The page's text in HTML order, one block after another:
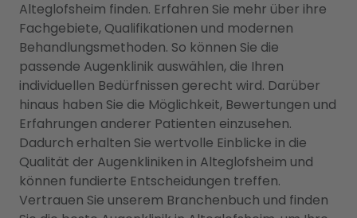
Alteglofsheim finden. Erfahren Sie mehr über ihre
Fachgebiete, Qualifikationen und modernen
Behandlungsmethoden. So können Sie die
passende Augenklinik auswählen, die Ihren
individuellen Bedürfnissen gerecht wird. Darüber
hinaus haben Sie die Möglichkeit, Bewertungen und
Erfahrungen anderer Patienten einzusehen.
Dadurch erhalten Sie wertvolle Einblicke in die
Qualität der Augenkliniken in Alteglofsheim und
können fundierte Entscheidungen treffen.
Vertrauen Sie unserem Branchenbuch und finden